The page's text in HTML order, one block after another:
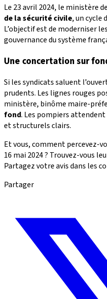
Le 23 avril 2024, le ministère
de la sécurité civile, un cycle
L’objectif est de moderniser
gouvernance du système
Une concertation sur
Si les syndicats saluent
prudents. Les lignes rouges
ministère, binôme maire-
fond. Les pompiers
et structurels clairs.
Et vous, comment percevez-
16 mai 2024 ? Trouvez-vous
Partagez votre avis dans les
Partager